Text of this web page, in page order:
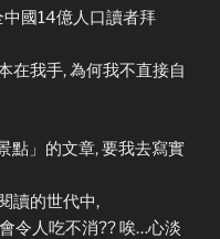
國14億人口讀者拜
在我手, 為何我不直接自
點」的文章, 要我去寫實
讀的世代中,
令人吃不消?? 唉…心淡